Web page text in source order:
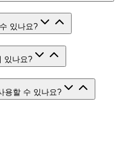
있나요?
있나요?
용할 수 있나요?